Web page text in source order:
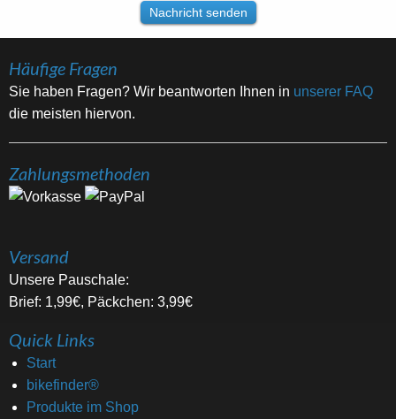
Häufige Fragen
Sie haben Fragen? Wir beantworten Ihnen in unserer FAQ
die meisten hiervon.
Zahlungsmethoden
Versand
Unsere Pauschale:
Brief: 1,99€, Päckchen: 3,99€
Quick Links
Start
bikefinder®
Produkte im Shop